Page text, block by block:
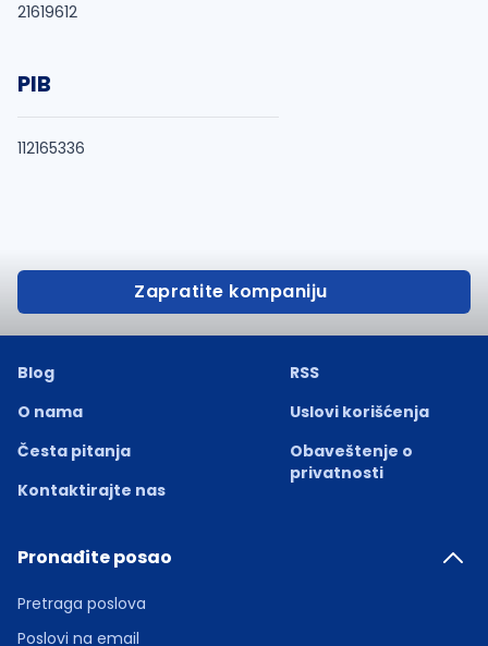
21619612
PIB
112165336
Zapratite kompaniju
Blog
O nama
Česta pitanja
Kontaktirajte nas
RSS
Uslovi korišćenja
Obaveštenje o
privatnosti
Pronađite posao
Pretraga poslova
Poslovi na email